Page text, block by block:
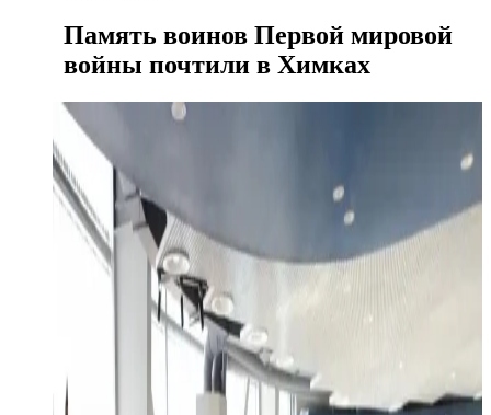
Память воинов Первой мировой
войны почтили в Химках